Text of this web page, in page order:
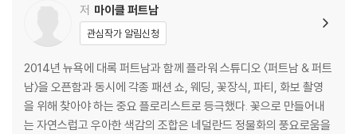
저 마이클 퍼트남
관심작가 알림신청
2014년 뉴욕에 대록 퍼트남과 함께 플라워 스튜디오 〈퍼트남 & 퍼트
남〉을 오픈함과 동시에 각종 패션 쇼, 웨딩, 꽃장식, 파티, 화보 촬영
을 위해 찾아야 하는 중요 플로리스트로 등극했다. 꽃으로 만들어내
는 자연스럽고 우아한 색감의 조합은 네덜란드 정물화의 풍요로움을